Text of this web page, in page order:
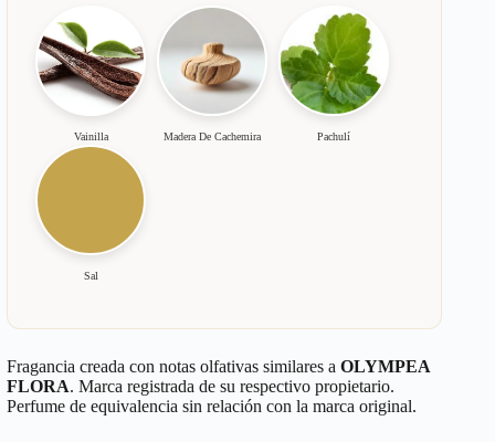
Vainilla Madera De Cachemira Pachulí
Sal
Fragancia creada con notas olfativas similares a OLYMPEA
FLORA. Marca registrada de su respectivo propietario.
Perfume de equivalencia sin relación con la marca original.